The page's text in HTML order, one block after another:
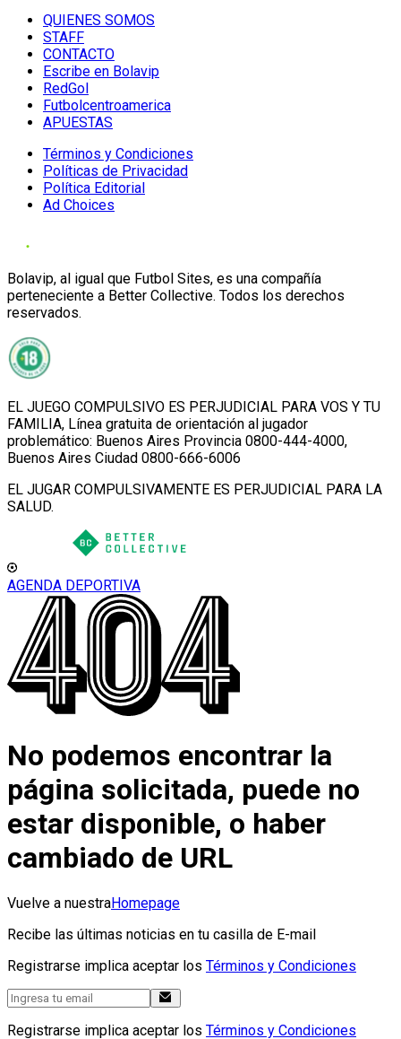
QUIENES SOMOS
STAFF
CONTACTO
Escribe en Bolavip
RedGol
Futbolcentroamerica
APUESTAS
Términos y Condiciones
Políticas de Privacidad
Política Editorial
Ad Choices
Bolavip, al igual que Futbol Sites, es una compañía
perteneciente a Better Collective. Todos los derechos
reservados.
EL JUEGO COMPULSIVO ES PERJUDICIAL PARA VOS Y TU
FAMILIA, Línea gratuita de orientación al jugador
problemático: Buenos Aires Provincia 0800-444-4000,
Buenos Aires Ciudad 0800-666-6006
EL JUGAR COMPULSIVAMENTE ES PERJUDICIAL PARA LA
SALUD.
AGENDA DEPORTIVA
No podemos encontrar la
página solicitada, puede no
estar disponible, o haber
cambiado de URL
Vuelve a nuestraHomepage
Recibe las últimas noticias en tu casilla de E-mail
Registrarse implica aceptar los Términos y Condiciones
Registrarse implica aceptar los Términos y Condiciones